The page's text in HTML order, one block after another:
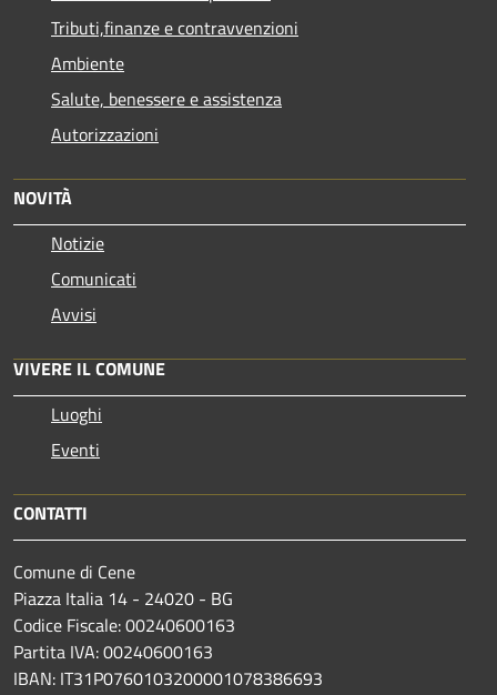
Tributi,finanze e contravvenzioni
Ambiente
Salute, benessere e assistenza
Autorizzazioni
NOVITÀ
Notizie
Comunicati
Avvisi
VIVERE IL COMUNE
Luoghi
Eventi
CONTATTI
Comune di Cene
Piazza Italia 14 - 24020 - BG
Codice Fiscale: 00240600163
Partita IVA: 00240600163
IBAN: IT31P0760103200001078386693